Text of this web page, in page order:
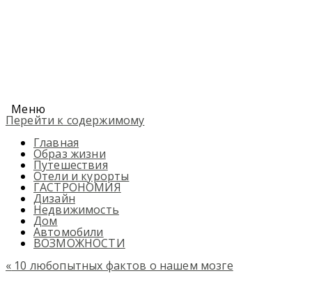
Меню
Перейти к содержимому
Главная
Образ жизни
Путешествия
Отели и курорты
ГАСТРОНОМИЯ
Дизайн
Недвижимость
Дом
Автомобили
ВОЗМОЖНОСТИ
« 10 любопытных фактов о нашем мозге